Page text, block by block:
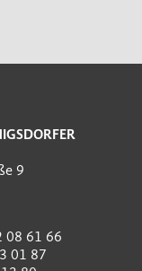
9
08 61 66
01 87